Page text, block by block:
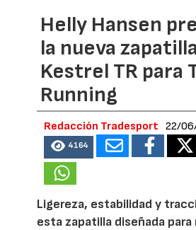
Helly Hansen
la nueva zapatilla
Kestrel TR para
Running
Redacción Tradesport 22/
4164
Ligereza, estabilidad y
esta zapatilla diseñada para